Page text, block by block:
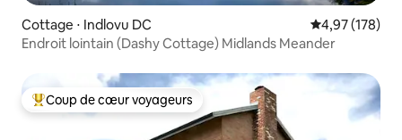
Cottage ⋅ Indlovu DC Évaluation
4,97 (178)
Endroit lointain (Dashy Cottage) Midlands Meander
Coups de cœur voyageurs les plus appréciés
Coup de cœur voyageurs